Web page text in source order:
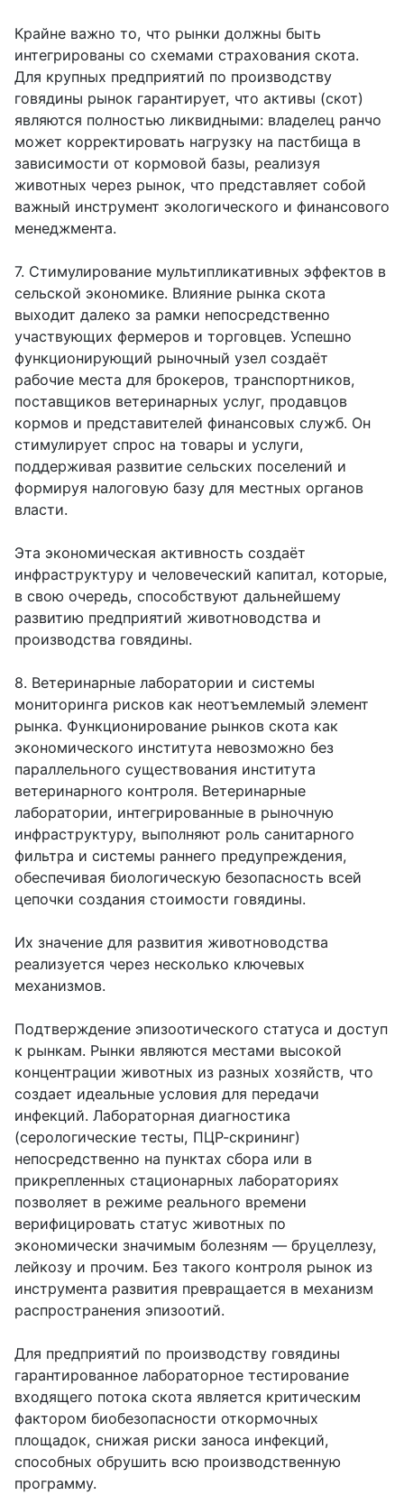
Крайне важно то, что рынки должны быть
интегрированы со схемами страхования скота.
Для крупных предприятий по производству
говядины рынок гарантирует, что активы (скот)
являются полностью ликвидными: владелец ранчо
может корректировать нагрузку на пастбища в
зависимости от кормовой базы, реализуя
животных через рынок, что представляет собой
важный инструмент экологического и финансового
менеджмента.
7. Стимулирование мультипликативных эффектов в
сельской экономике. Влияние рынка скота
выходит далеко за рамки непосредственно
участвующих фермеров и торговцев. Успешно
функционирующий рыночный узел создаёт
рабочие места для брокеров, транспортников,
поставщиков ветеринарных услуг, продавцов
кормов и представителей финансовых служб. Он
стимулирует спрос на товары и услуги,
поддерживая развитие сельских поселений и
формируя налоговую базу для местных органов
власти.
Эта экономическая активность создаёт
инфраструктуру и человеческий капитал, которые,
в свою очередь, способствуют дальнейшему
развитию предприятий животноводства и
производства говядины.
8. Ветеринарные лаборатории и системы
мониторинга рисков как неотъемлемый элемент
рынка. Функционирование рынков скота как
экономического института невозможно без
параллельного существования института
ветеринарного контроля. Ветеринарные
лаборатории, интегрированные в рыночную
инфраструктуру, выполняют роль санитарного
фильтра и системы раннего предупреждения,
обеспечивая биологическую безопасность всей
цепочки создания стоимости говядины.
Их значение для развития животноводства
реализуется через несколько ключевых
механизмов.
Подтверждение эпизоотического статуса и доступ
к рынкам. Рынки являются местами высокой
концентрации животных из разных хозяйств, что
создает идеальные условия для передачи
инфекций. Лабораторная диагностика
(серологические тесты, ПЦР-скрининг)
непосредственно на пунктах сбора или в
прикрепленных стационарных лабораториях
позволяет в режиме реального времени
верифицировать статус животных по
экономически значимым болезням — бруцеллезу,
лейкозу и прочим. Без такого контроля рынок из
инструмента развития превращается в механизм
распространения эпизоотий.
Для предприятий по производству говядины
гарантированное лабораторное тестирование
входящего потока скота является критическим
фактором биобезопасности откормочных
площадок, снижая риски заноса инфекций,
способных обрушить всю производственную
программу.